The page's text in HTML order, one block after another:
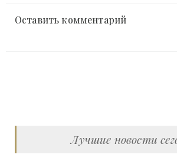
Оставить комментарий
Лучшие новости